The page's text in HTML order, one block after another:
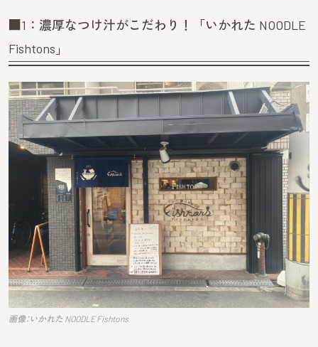
■1：濃厚なつけ汁がこだわり！「いかれた NOODLE
Fishtons」
画像：いかれた NOODLE Fishtons